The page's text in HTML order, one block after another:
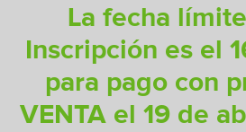
La fecha
Inscripción es el
para pago con
VENTA el 19 de